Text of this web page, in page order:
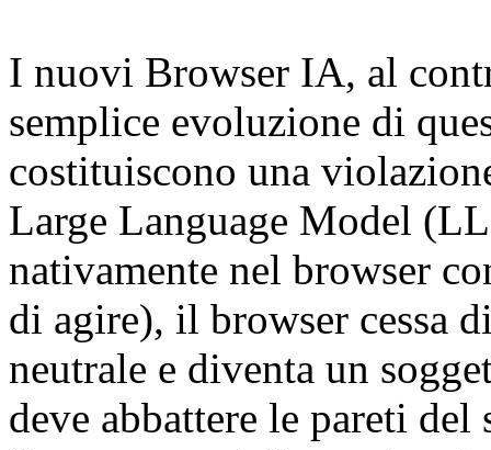
I nuovi Browser IA, al
semplice evoluzione di
costituiscono una
Large Language Model
nativamente nel browser
di agire), il browser cessa
neutrale e diventa un
deve abbattere le pareti